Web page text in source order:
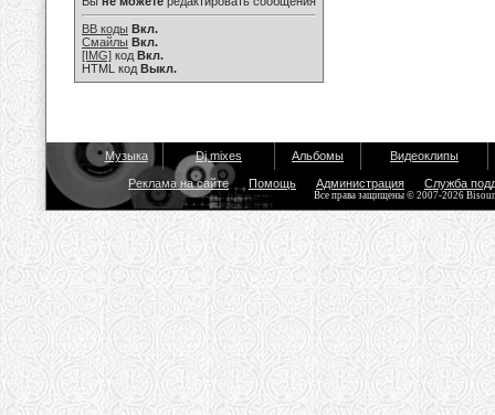
BB коды Вкл.
Смайлы Вкл.
[IMG] код Вкл.
HTML код Выкл.
Музыка Dj mixes Альбомы Видеоклипы
Реклама на сайте Помощь Администрация Служба
Все права защищены © 2007-2026